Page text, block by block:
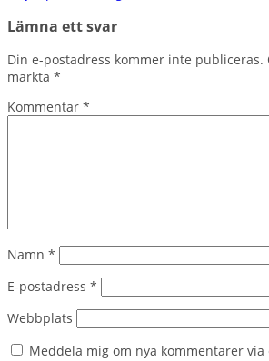
Lämna ett svar
Din e-postadress kommer inte publiceras.
märkta *
Kommentar *
Namn *
E-postadress *
Webbplats
Meddela mig om nya kommentarer via